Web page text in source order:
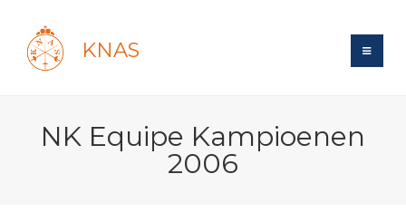
KNAS
Login
Bond
NK Equipe Kampioenen
2006